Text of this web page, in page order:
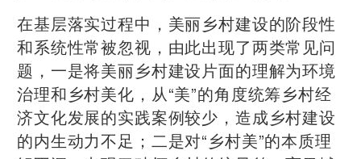
在基层落实过程中，美丽乡村建设的阶段性
和系统性常被忽视，由此出现了两类常见问
题，一是将美丽乡村建设片面的理解为环境
治理和乡村美化，从“美”的角度统筹乡村经
济文化发展的实践案例较少，造成乡村建设
的内生动力不足；二是对“乡村美”的本质理